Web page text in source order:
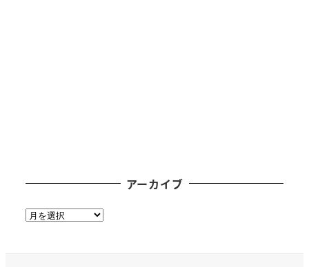
アーカイブ
ア